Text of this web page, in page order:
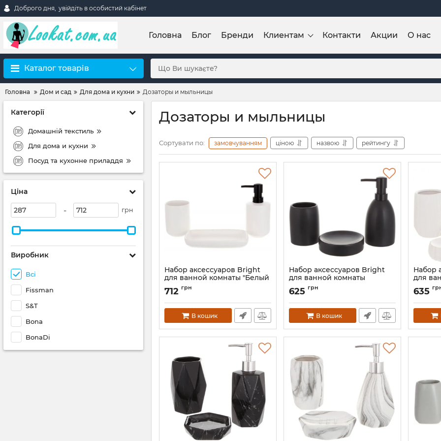
Доброго дня, увійдіть в особистий кабінет
Головна Блог Бренди Клиентам Контакти Акции О нас
Каталог товарів
Головна Дом и сад Для дома и кухни Дозаторы и мыльницы
Категорії
Домашній текстиль
Для дома и кухни
Посуд та кухонне приладдя
Ціна
- грн
Виробник
Всі
Fissman
S&T
Bona
BonaDi
Дозаторы и мыльницы
Сортувати по: замовчуванням ціною назвою рейтингу
Набор аксессуаров Bright
для ванной комнаты "Белый
и Черный" 3 предмета,
керамика
Артикул: BD-851-327
712 грн
В кошик
Набор аксессуаров Bright
для ванной комнаты
"Черный Матовый" 3
предмета, керамика
Артикул: BD-851-325
625 грн
В кошик
Набор
для
Артикул:
635